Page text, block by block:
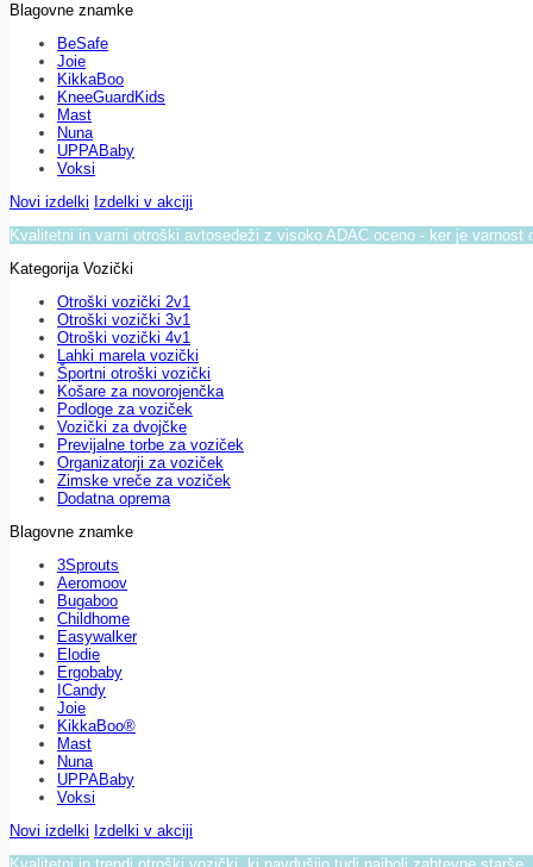
Blagovne znamke
BeSafe
Joie
KikkaBoo
KneeGuardKids
Mast
Nuna
UPPABaby
Voksi
Novi izdelki Izdelki v akciji
Kvalitetni in varni otroški avtosedeži z visoko ADAC oceno - ker je varnost
Kategorija Vozički
Otroški vozički 2v1
Otroški vozički 3v1
Otroški vozički 4v1
Lahki marela vozički
Športni otroški vozički
Košare za novorojenčka
Podloge za voziček
Vozički za dvojčke
Previjalne torbe za voziček
Organizatorji za voziček
Zimske vreče za voziček
Dodatna oprema
Blagovne znamke
3Sprouts
Aeromoov
Bugaboo
Childhome
Easywalker
Elodie
Ergobaby
ICandy
Joie
KikkaBoo®
Mast
Nuna
UPPABaby
Voksi
Novi izdelki Izdelki v akciji